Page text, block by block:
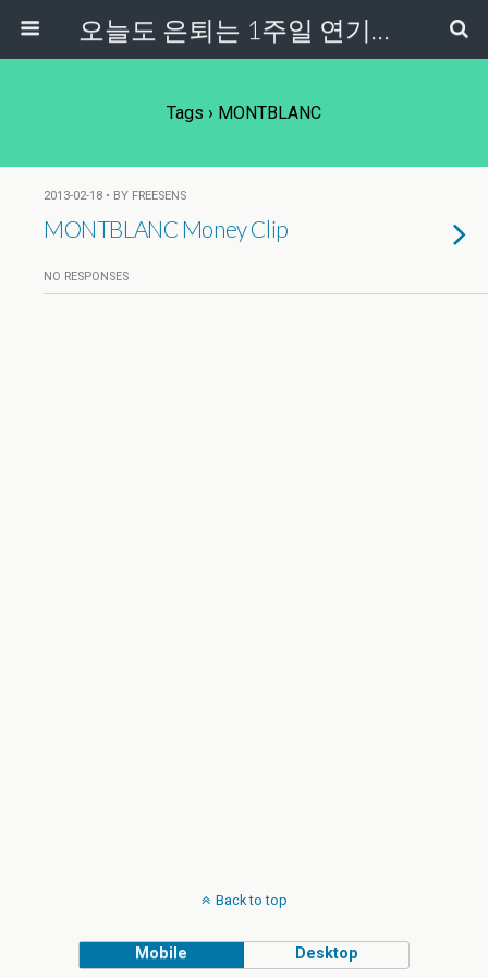
오늘도 은퇴는 1주일 연기중...
Tags › MONTBLANC
2013-02-18 • BY FREESENS
MONTBLANC Money Clip
NO RESPONSES
Back to top
Mobile Desktop